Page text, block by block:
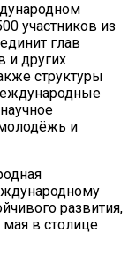
участников из
глав
и других
структуры
и
развития,
мая в столице